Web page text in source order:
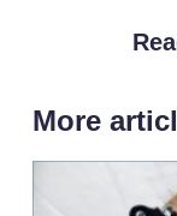
More